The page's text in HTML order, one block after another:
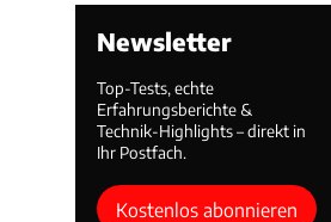
Newsletter
Top-Tests, echte
Erfahrungsberichte &
Technik-Highlights – direkt in
Ihr Postfach.
Kostenlos abonnieren